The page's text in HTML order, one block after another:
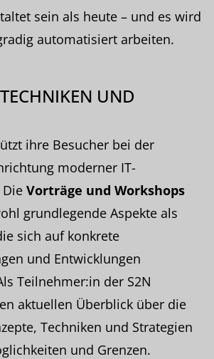
sein als heute – und es wird
automatisiert arbeiten.
UND
ihre Besucher bei der
moderner IT-
Vorträge und Workshops
grundlegende Aspekte als
sich auf konkrete
und Entwicklungen
Teilnehmer:in der S2N
aktuellen Überblick über die
Techniken und Strategien
und Grenzen.